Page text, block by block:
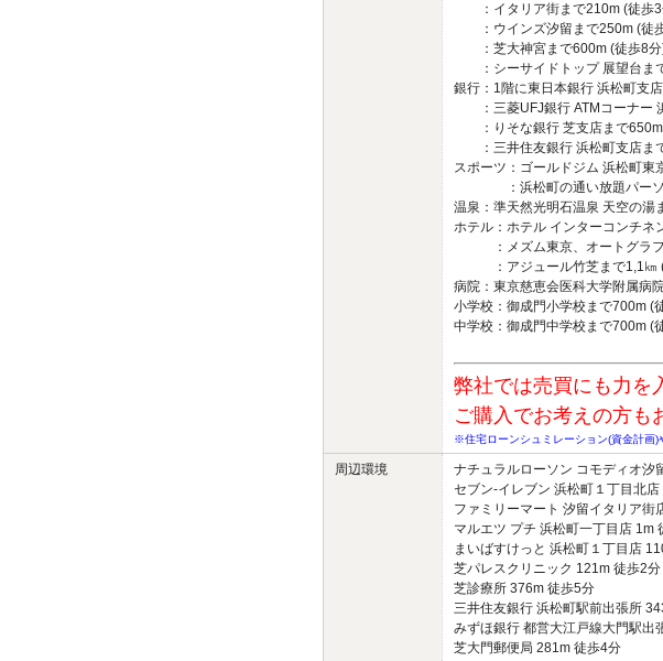
：イタリア街まで210m (徒歩3
：ウインズ汐留まで250m (徒
：芝大神宮まで600m (徒歩8
：シーサイドトップ 展望台ま
銀行：1階に東日本銀行 浜松町支
：三菱UFJ銀行 ATMコーナー
：りそな銀行 芝支店まで650m
：三井住友銀行 浜松町支店ま
スポーツ：ゴールドジム 浜松町東
：浜松町の通い放題パーソナ
温泉：準天然光明石温泉 天空の湯
ホテル：ホテル インターコンチネ
：メズム東京、オートグラフ
：アジュール竹芝まで1,1㎞ (
病院：東京慈恵会医科大学附属病
小学校：御成門小学校まで700m (
中学校：御成門中学校まで700m (
弊社では売買にも力を
ご購入でお考えの方も
※住宅ローンシュミレーション(資金計画)
周辺環境
ナチュラルローソン コモディオ汐
セブン-イレブン 浜松町１丁目北
ファミリーマート 汐留イタリア街
マルエツ プチ 浜松町一丁目店 1m
まいばすけっと 浜松町１丁目店
芝パレスクリニック 121m 徒歩2分
芝診療所 376m 徒歩5分
三井住友銀行 浜松町駅前出張所
みずほ銀行 都営大江戸線大門駅出
芝大門郵便局 281m 徒歩4分